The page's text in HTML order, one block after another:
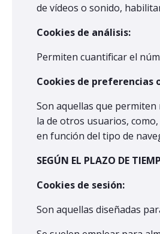
de vídeos o sonido,
Cookies de análisis:
Permiten cuantificar el
Cookies de preferencias
Son aquellas que
la de otros usuarios,
en función del tipo de
SEGÚN EL PLAZO DE
Cookies de sesión:
Son aquellas diseñadas